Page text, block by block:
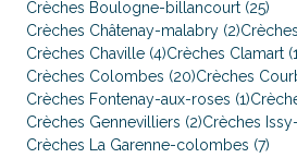
Crèches Boulogne-billancourt (25)
Crèches Châtenay-malabry (2)
Crèches Chaville (4)Crèches Clamart
Crèches Colombes (20)Crèches
Crèches Fontenay-aux-roses (1)
Crèches Gennevilliers (2)Crèches
Crèches La Garenne-colombes (7)